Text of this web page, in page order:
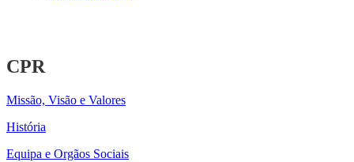
CPR
Missão, Visão e Valores
História
Equipa e Orgãos Sociais